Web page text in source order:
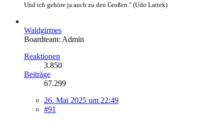
Und ich gehöre ja auch zu den Großen." (Udo Lattek)
Waldgirmes
Boardteam: Admin
Reaktionen
3.850
Beiträge
67.299
26. Mai 2025 um 22:49
#91